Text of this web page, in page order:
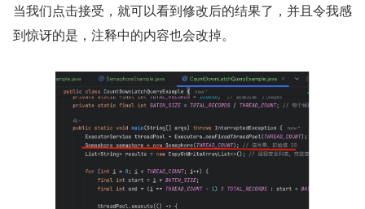
当我们点击接受，就可以看到修改后的结果了，并且令我感
到惊讶的是，注释中的内容也会改掉。